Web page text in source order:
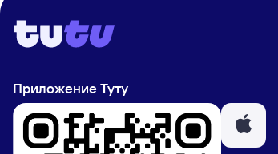
Приложение Туту